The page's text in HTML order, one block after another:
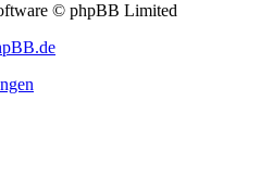
© phpBB Limited